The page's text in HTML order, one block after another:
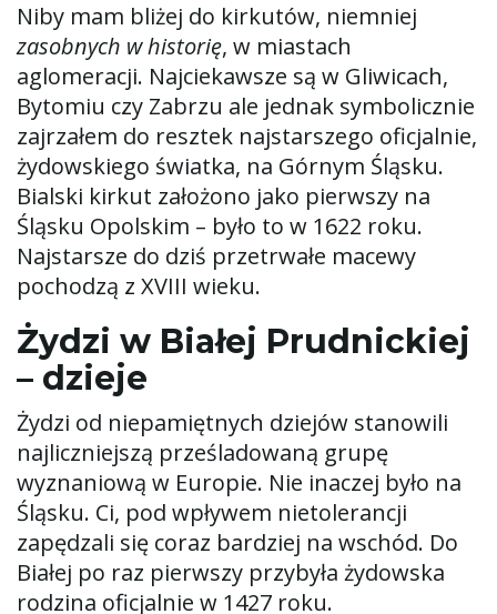
Niby mam bliżej do kirkutów, niemniej
zasobnych w historię, w miastach
aglomeracji. Najciekawsze są w Gliwicach,
Bytomiu czy Zabrzu ale jednak symbolicznie
zajrzałem do resztek najstarszego oficjalnie,
żydowskiego światka, na Górnym Śląsku.
Bialski kirkut założono jako pierwszy na
Śląsku Opolskim – było to w 1622 roku.
Najstarsze do dziś przetrwałe macewy
pochodzą z XVIII wieku.
Żydzi w Białej Prudnickiej
– dzieje
Żydzi od niepamiętnych dziejów stanowili
najliczniejszą prześladowaną grupę
wyznaniową w Europie. Nie inaczej było na
Śląsku. Ci, pod wpływem nietolerancji
zapędzali się coraz bardziej na wschód. Do
Białej po raz pierwszy przybyła żydowska
rodzina oficjalnie w 1427 roku.